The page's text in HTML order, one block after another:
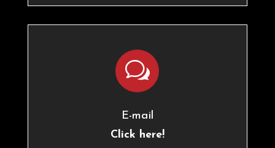
w
E-mail
Click here!